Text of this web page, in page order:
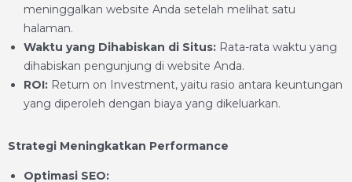
meninggalkan website Anda setelah melihat satu
halaman.
Waktu yang Dihabiskan di Situs: Rata-rata waktu yang
dihabiskan pengunjung di website Anda.
ROI: Return on Investment, yaitu rasio antara keuntungan
yang diperoleh dengan biaya yang dikeluarkan.
Strategi Meningkatkan Performance
Optimasi SEO: